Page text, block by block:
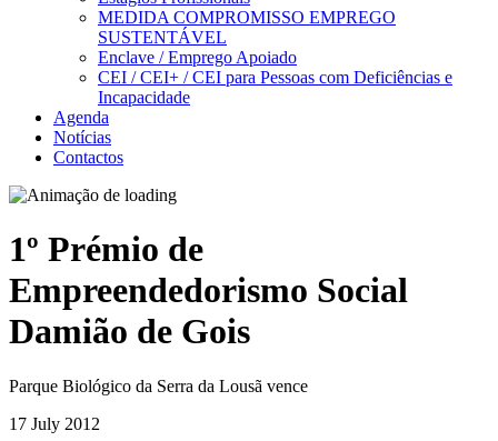
MEDIDA COMPROMISSO EMPREGO
SUSTENTÁVEL
Enclave / Emprego Apoiado
CEI / CEI+ / CEI para Pessoas com Deficiências e
Incapacidade
Agenda
Notícias
Contactos
1º Prémio de
Empreendedorismo Social
Damião de Gois
Parque Biológico da Serra da Lousã vence
17 July 2012